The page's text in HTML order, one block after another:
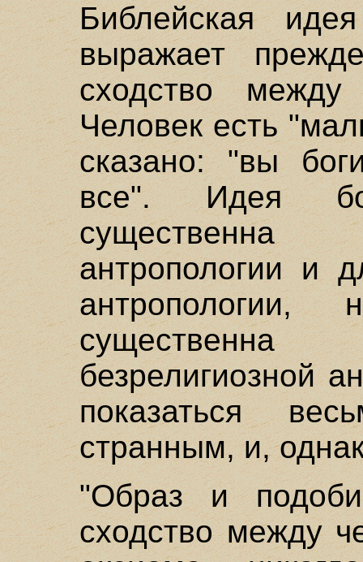
Библейская
выражает
сходство
Человек есть
сказано: "вы
все". Идея
существенна
антропологии и
безрелигиозной
показаться
странным, и,
"Образ и
сходство между